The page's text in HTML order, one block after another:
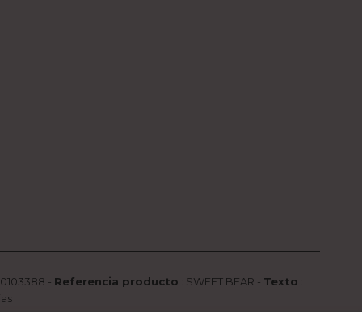
- Referencia producto : SWEET BEAR - Texto :